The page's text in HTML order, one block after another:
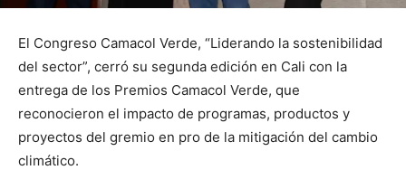
El Congreso Camacol Verde, “Liderando la sostenibilidad
del sector”, cerró su segunda edición en Cali con la
entrega de los Premios Camacol Verde, que
reconocieron el impacto de programas, productos y
proyectos del gremio en pro de la mitigación del cambio
climático.